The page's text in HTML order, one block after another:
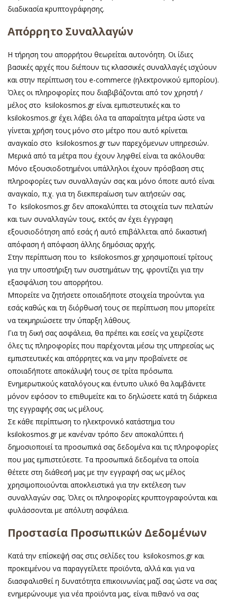
διαδικασία κρυπτογράφησης.
Απόρρητο Συναλλαγών
Η τήρηση του απορρήτου θεωρείται αυτονόητη. Οι ίδιες
βασικές αρχές που διέπουν τις κλασσικές συναλλαγές ισχύουν
και στην περίπτωση του e-commerce (ηλεκτρονικού εμπορίου).
Όλες οι πληροφορίες που διαβιβάζονται από τον χρηστή /
μέλος στο ksilokosmos.gr είναι εμπιστευτικές και το
ksilokosmos.gr έχει λάβει όλα τα απαραίτητα μέτρα ώστε να
γίνεται χρήση τους μόνο στο μέτρο που αυτό κρίνεται
αναγκαίο στο ksilokosmos.gr των παρεχόμενων υπηρεσιών.
Μερικά από τα μέτρα που έχουν ληφθεί είναι τα ακόλουθα:
Μόνο εξουσιοδοτημένοι υπάλληλοι έχουν πρόσβαση στις
πληροφορίες των συναλλαγών σας και μόνο όποτε αυτό είναι
αναγκαίο, π.χ. για τη διεκπεραίωση των αιτήσεών σας.
Το ksilokosmos.gr δεν αποκαλύπτει τα στοιχεία των πελατών
και των συναλλαγών τους, εκτός αν έχει έγγραφη
εξουσιοδότηση από εσάς ή αυτό επιβάλλεται από δικαστική
απόφαση ή απόφαση άλλης δημόσιας αρχής.
Στην περίπτωση που το ksilokosmos.gr χρησιμοποιεί τρίτους
για την υποστήριξη των συστημάτων της, φροντίζει για την
εξασφάλιση του απορρήτου.
Μπορείτε να ζητήσετε οποιαδήποτε στοιχεία τηρούνται για
εσάς καθώς και τη διόρθωσή τους σε περίπτωση που μπορείτε
να τεκμηριώσετε την ύπαρξη λάθους.
Για τη δική σας ασφάλεια, θα πρέπει και εσείς να χειρίζεστε
όλες τις πληροφορίες που παρέχονται μέσω της υπηρεσίας ως
εμπιστευτικές και απόρρητες και να μην προβαίνετε σε
οποιαδήποτε αποκάλυψή τους σε τρίτα πρόσωπα.
Ενημερωτικούς καταλόγους και έντυπο υλικό θα λαμβάνετε
μόνον εφόσον το επιθυμείτε και το δηλώσετε κατά τη διάρκεια
της εγγραφής σας ως μέλους.
Σε κάθε περίπτωση το ηλεκτρονικό κατάστημα του
ksilokosmos.gr με κανέναν τρόπο δεν αποκαλύπτει ή
δημοσιοποιεί τα προσωπικά σας δεδομένα και τις πληροφορίες
που μας εμπιστεύεστε. Τα προσωπικά δεδομένα τα οποία
θέτετε στη διάθεσή μας με την εγγραφή σας ως μέλος
χρησιμοποιούνται αποκλειστικά για την εκτέλεση των
συναλλαγών σας. Όλες οι πληροφορίες κρυπτογραφούνται και
φυλάσσονται με απόλυτη ασφάλεια.
Προστασία Προσωπικών Δεδομένων
Κατά την επίσκεψή σας στις σελίδες του ksilokosmos.gr και
προκειμένου να παραγγείλετε προϊόντα, αλλά και για να
διασφαλισθεί η δυνατότητα επικοινωνίας μαζί σας ώστε να σας
ενημερώνουμε για νέα προϊόντα μας, είναι πιθανό να σας